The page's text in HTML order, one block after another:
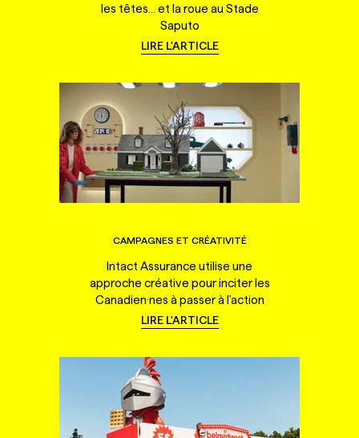
les têtes... et la roue au Stade
Saputo
LIRE L'ARTICLE
CAMPAGNES ET CRÉATIVITÉ
Intact Assurance utilise une
approche créative pour inciter les
Canadien·nes à passer à l'action
LIRE L'ARTICLE